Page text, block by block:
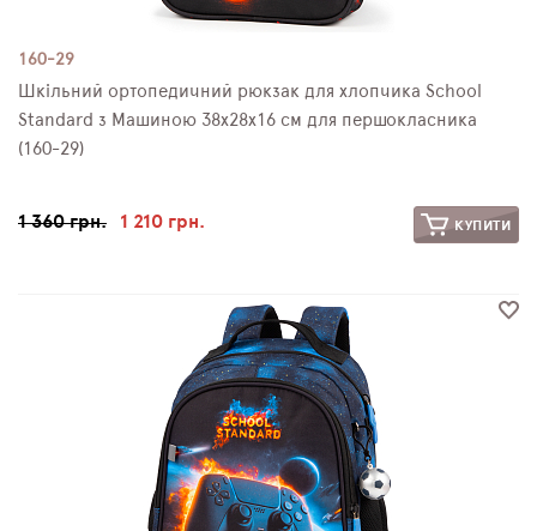
160-29
Шкільний ортопедичний рюкзак для хлопчика School
Standard з Машиною 38х28х16 см для першокласника
(160-29)
1 360 грн. 1 210 грн. КУПИТИ